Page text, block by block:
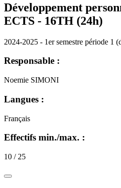
Développement
ECTS - 16TH (24h)
2024-2025 - 1er semestre période 1
Responsable :
Noemie SIMONI
Langues :
Français
Effectifs min./max. :
10 / 25